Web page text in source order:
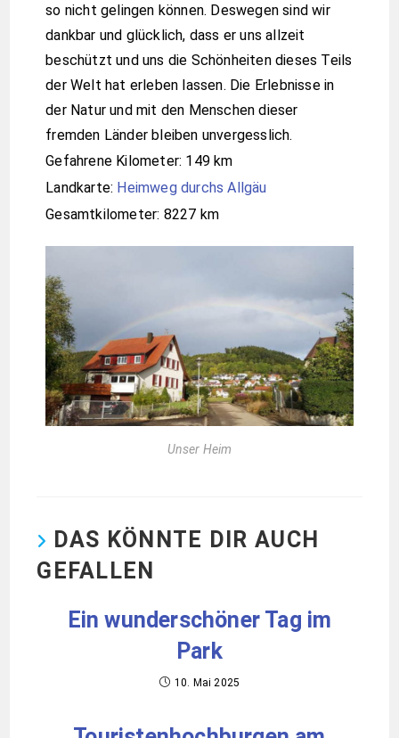
so nicht gelingen können. Deswegen sind wir
dankbar und glücklich, dass er uns allzeit
beschützt und uns die Schönheiten dieses Teils
der Welt hat erleben lassen. Die Erlebnisse in
der Natur und mit den Menschen dieser
fremden Länder bleiben unvergesslich.
Gefahrene Kilometer: 149 km
Landkarte: Heimweg durchs Allgäu
Gesamtkilometer: 8227 km
Unser Heim
DAS KÖNNTE DIR AUCH
GEFALLEN
Ein wunderschöner Tag im
Park
10. Mai 2025